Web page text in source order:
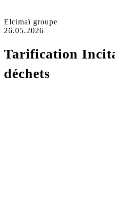
Elcimaï groupe
26.05.2026
Tarification
déchets